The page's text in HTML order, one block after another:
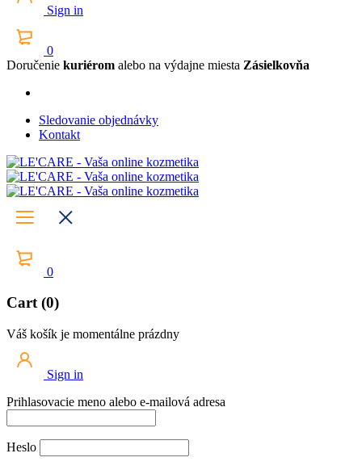
Sign in
0
Doručenie kuriérom alebo na výdajne miesta Zásielkovňa
Sledovanie objednávky
Kontakt
0
Cart (0)
Váš košík je momentálne prázdny
Sign in
Prihlasovacie meno alebo e-mailová adresa
Heslo